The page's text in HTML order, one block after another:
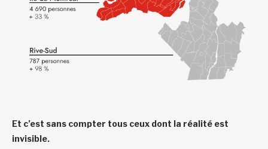
Et c’est sans compter tous ceux dont la réalité est
invisible.